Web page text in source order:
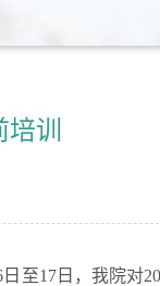
训
至17日，我院对